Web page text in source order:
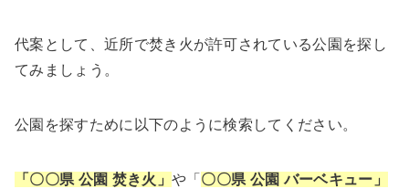
代案として、近所で焚き火が許可されている公園を探し
てみましょう。
公園を探すために以下のように検索してください。
「〇〇県 公園 焚き火」 や「 〇〇県 公園 バーベキュー」